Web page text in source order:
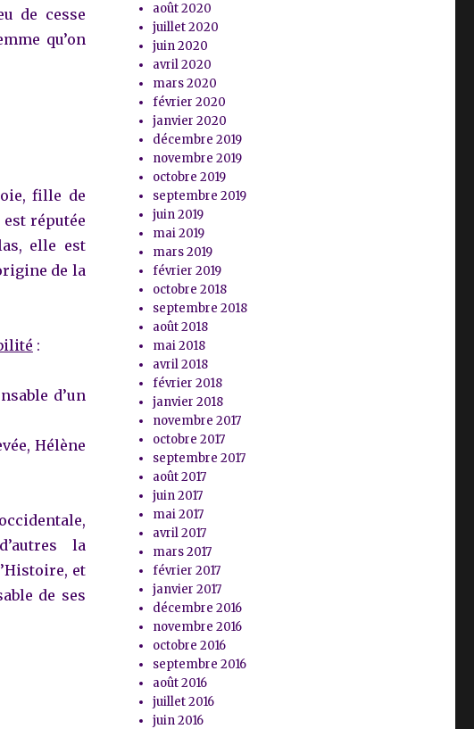
de cesse
qu’on
fille de
réputée
elle est
de la
:
d’un
Hélène
la
et
de ses
août 2020
juillet 2020
juin 2020
avril 2020
mars 2020
février 2020
janvier 2020
décembre 2019
novembre 2019
octobre 2019
septembre 2019
juin 2019
mai 2019
mars 2019
février 2019
octobre 2018
septembre 2018
août 2018
mai 2018
avril 2018
février 2018
janvier 2018
novembre 2017
octobre 2017
septembre 2017
août 2017
juin 2017
mai 2017
avril 2017
mars 2017
février 2017
janvier 2017
décembre 2016
novembre 2016
octobre 2016
septembre 2016
août 2016
juillet 2016
juin 2016